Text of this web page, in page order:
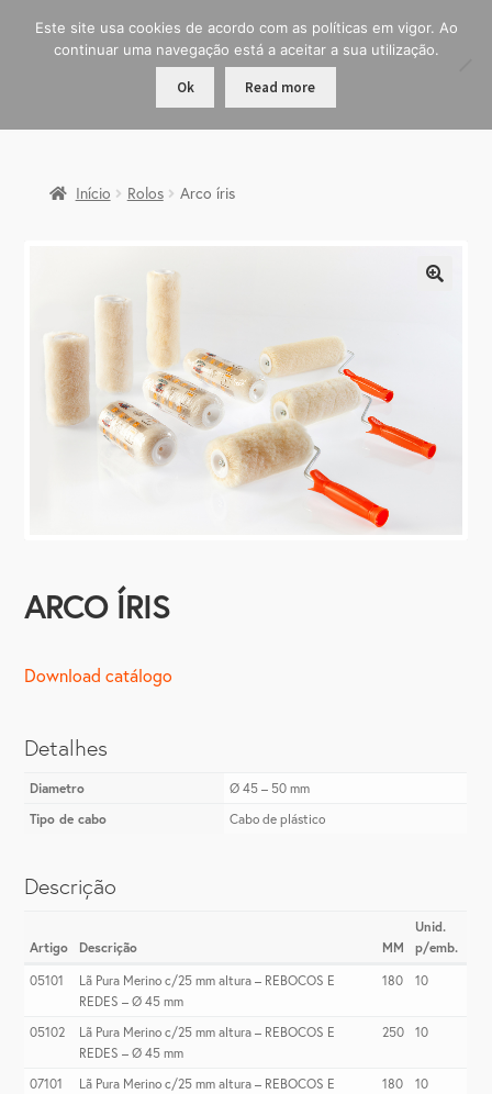
Início Rolos Arco íris
ARCO ÍRIS
Download catálogo
Detalhes
Diametro
Ø 45 – 50 mm
Tipo de cabo
Cabo de plástico
Descrição
Artigo Descrição MM
Unid.
p/emb.
05101
Lã Pura Merino c/25 mm altura – REBOCOS E
REDES – Ø 45 mm
180 10
05102
Lã Pura Merino c/25 mm altura – REBOCOS E
REDES – Ø 45 mm
250 10
07101
Lã Pura Merino c/25 mm altura – REBOCOS E
180 10
Este site usa cookies de acordo com as políticas em vigor. Ao
continuar uma navegação está a aceitar a sua utilização.
Ok Read more